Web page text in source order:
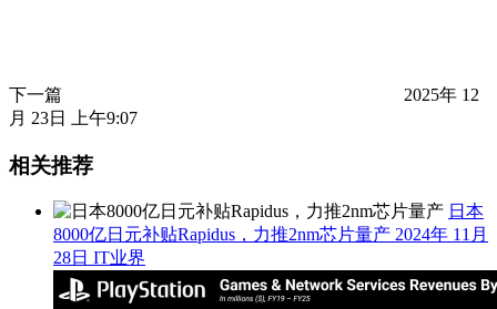
下一篇
2025年 12
月 23日 上午9:07
相关推荐
日本
8000亿日元补贴Rapidus，力推2nm芯片量产 2024年 11月
28日 IT业界